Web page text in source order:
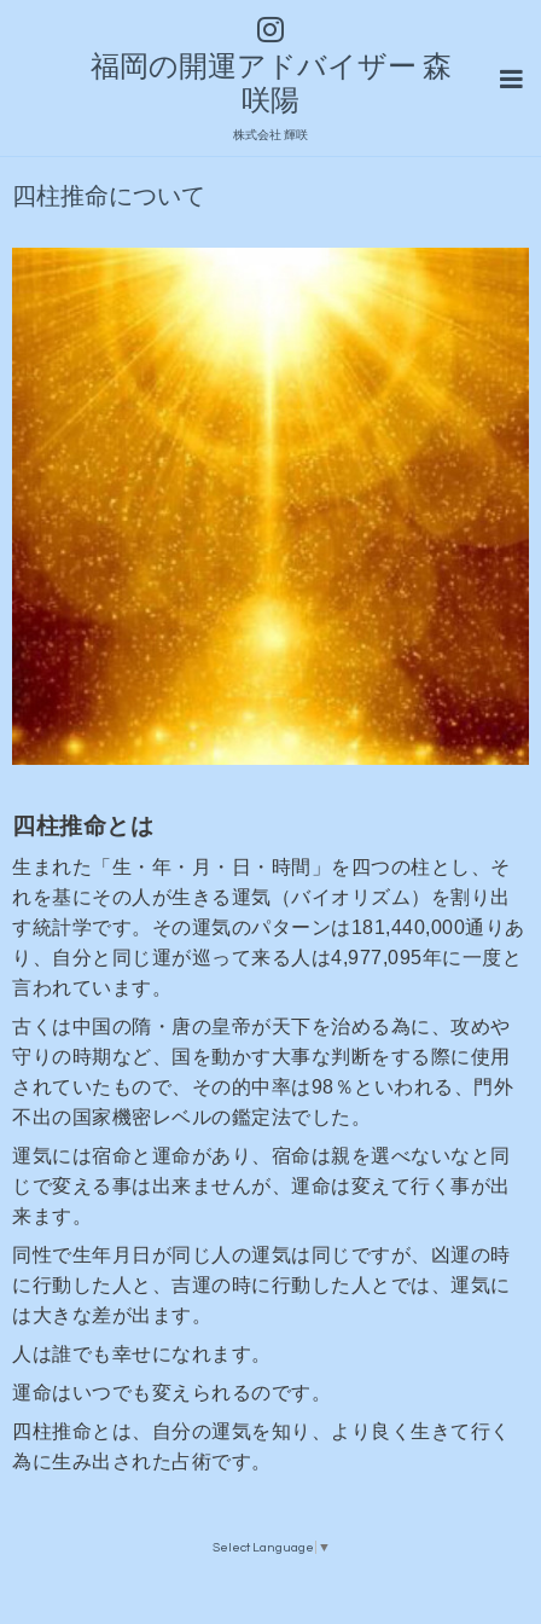
福岡の開運アドバイザー 森
咲陽
株式会社 輝咲
四柱推命について
四柱推命とは
生まれた「生・年・月・日・時間」を四つの柱とし、そ
れを基にその人が生きる運気（バイオリズム）を割り出
す統計学です。その運気のパターンは181,440,000通りあ
り、自分と同じ運が巡って来る人は4,977,095年に一度と
言われています。
古くは中国の隋・唐の皇帝が天下を治める為に、攻めや
守りの時期など、国を動かす大事な判断をする際に使用
されていたもので、その的中率は98％といわれる、門外
不出の国家機密レベルの鑑定法でした。
運気には宿命と運命があり、宿命は親を選べないなと同
じで変える事は出来ませんが、運命は変えて行く事が出
来ます。
同性で生年月日が同じ人の運気は同じですが、凶運の時
に行動した人と、吉運の時に行動した人とでは、運気に
は大きな差が出ます。
人は誰でも幸せになれます。
運命はいつでも変えられるのです。
四柱推命とは、自分の運気を知り、より良く生きて行く
為に生み出された占術です。
Select Language ▼